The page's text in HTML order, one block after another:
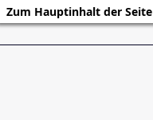
Zum Hauptinhalt der Seite